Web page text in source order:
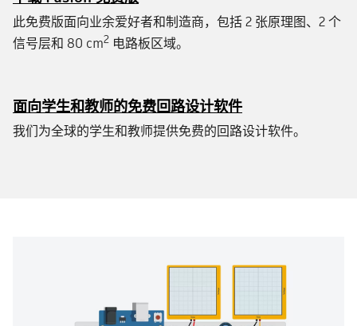
此免费版面向业余爱好者和制造商，包括 2 张原理图、2 个
信号层和 80 cm2 电路板区域。
面向学生和教师的免费回路设计软件
我们为全球的学生和教师提供免费的回路设计软件。